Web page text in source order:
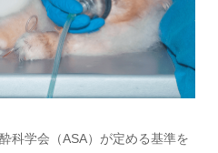
科学会（ASA）が定める基準を